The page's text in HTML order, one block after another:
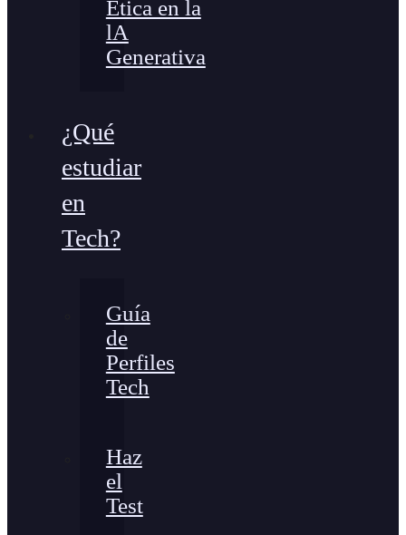
Ética en la
lA
Generativa
¿Qué
estudiar
en
Tech?
Guía
de
Perfiles
Tech
Haz
el
Test